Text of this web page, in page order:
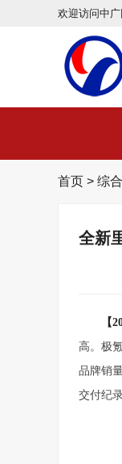
欢迎访问中
首页 > 综合
全新
【
高。极
品牌销
交付纪录